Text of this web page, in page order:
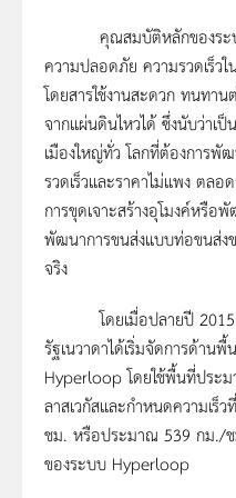
คุณสมบัติหลักของระบบ
ความปลอดภัย ความรวดเร็ว
โดยสารใช้งานสะดวก ทนทา
จากแผ่นดินไหวได้ ซึ่งนับว่าเ
เมืองใหญ่ทั่ว โลกที่ต้องการพั
รวดเร็วและราคาไม่แพง ตล
การขุดเจาะสร้างอุโมงค์หรือ
พัฒนาการขนส่งแบบท่อขนส่ง
จริง
โดยเมื่อปลายปี 2015
รัฐเนวาดาได้เริ่มจัดการด้าน
Hyperloop โดยใช้พื้นที่ประ
ลาสเวกัสและกำหนดความเร็
ชม. หรือประมาณ 539 กม./ชม
ของระบบ Hyperloop